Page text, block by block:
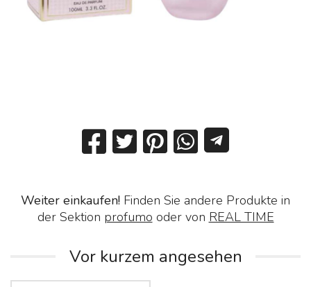
Weiter einkaufen! Finden Sie andere Produkte in
der Sektion profumo oder von REAL TIME
Vor kurzem angesehen